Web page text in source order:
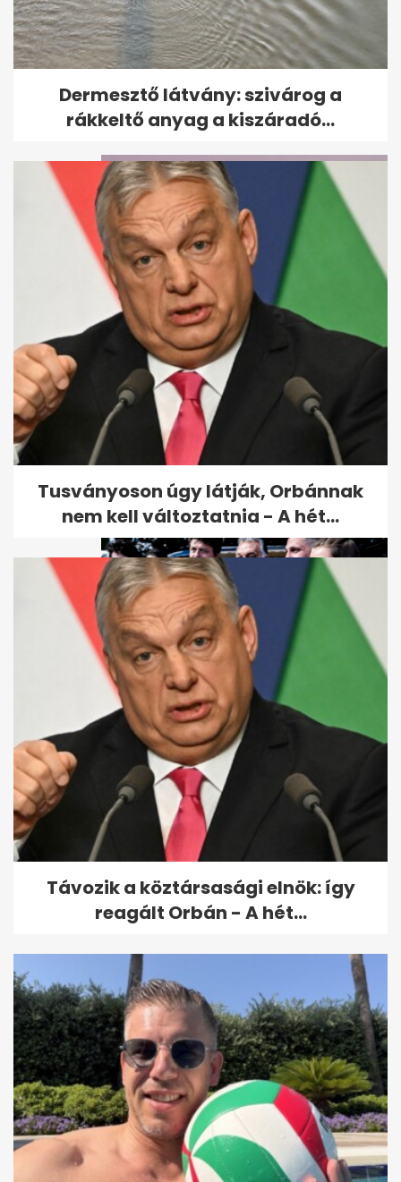
Hét halottja van a kunfehértói
vasúti átjáróban történt...
444: kijózanító közvélemény-
kutatást kapott az ellenzék
Orbán Viktor szerint 2010-ben
forradalom történt, aminek
a...
Dermesztő látvány: szivárog a
rákkeltő anyag a kiszáradó...
Tusványoson úgy látják, Orbánnak
nem kell változtatnia - A hét...
Távozik a köztársasági elnök: így
reagált Orbán - A hét...